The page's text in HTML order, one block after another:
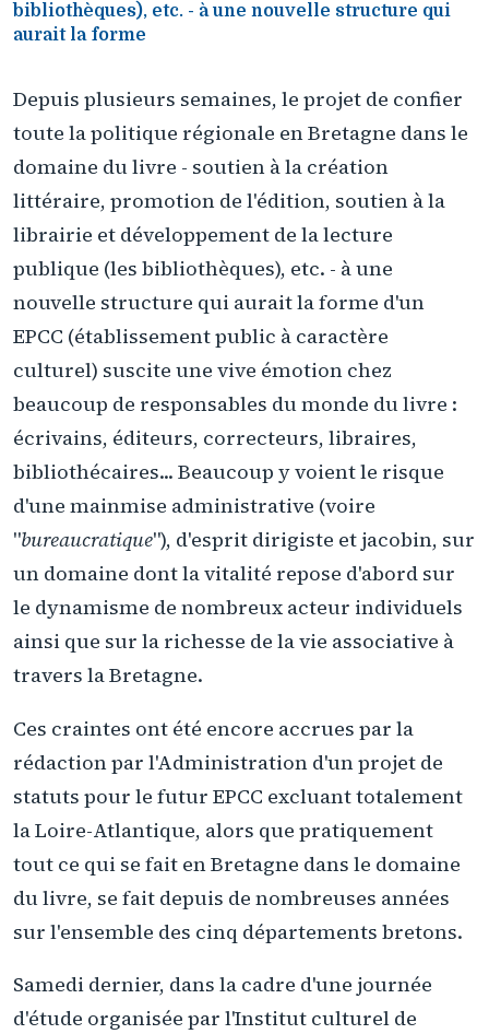
bibliothèques), etc. - à une nouvelle structure qui
aurait la forme
Depuis plusieurs semaines, le projet de confier
toute la politique régionale en Bretagne dans le
domaine du livre - soutien à la création
littéraire, promotion de l'édition, soutien à la
librairie et développement de la lecture
publique (les bibliothèques), etc. - à une
nouvelle structure qui aurait la forme d'un
EPCC (établissement public à caractère
culturel) suscite une vive émotion chez
beaucoup de responsables du monde du livre :
écrivains, éditeurs, correcteurs, libraires,
bibliothécaires... Beaucoup y voient le risque
d'une mainmise administrative (voire
"bureaucratique"), d'esprit dirigiste et jacobin, sur
un domaine dont la vitalité repose d'abord sur
le dynamisme de nombreux acteur individuels
ainsi que sur la richesse de la vie associative à
travers la Bretagne.
Ces craintes ont été encore accrues par la
rédaction par l'Administration d'un projet de
statuts pour le futur EPCC excluant totalement
la Loire-Atlantique, alors que pratiquement
tout ce qui se fait en Bretagne dans le domaine
du livre, se fait depuis de nombreuses années
sur l'ensemble des cinq départements bretons.
Samedi dernier, dans la cadre d'une journée
d'étude organisée par l'Institut culturel de